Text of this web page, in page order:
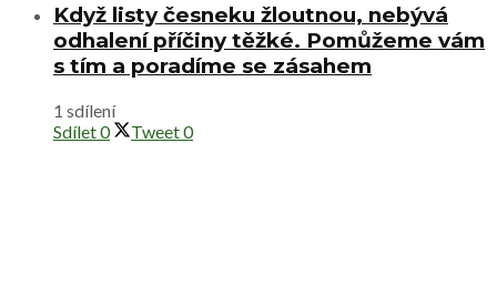
Když listy česneku žloutnou, nebývá
odhalení příčiny těžké. Pomůžeme vám
s tím a poradíme se zásahem
1 sdílení
Sdílet0 Tweet0